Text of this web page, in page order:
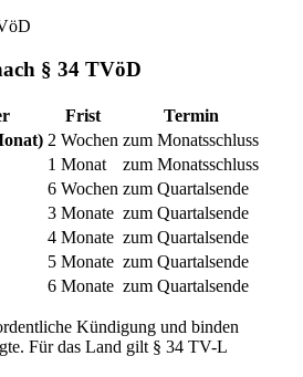
§ 34 TVöD
Frist
Termin
2 Wochen zum Monatsschluss
1 Monat
zum Monatsschluss
6 Wochen zum Quartalsende
3 Monate zum Quartalsende
4 Monate zum Quartalsende
5 Monate zum Quartalsende
6 Monate zum Quartalsende
Kündigung und binden
Für das Land gilt § 34 TV-L